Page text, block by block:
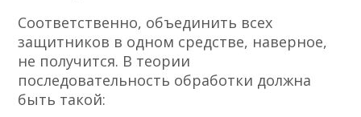
Соответственно, объединить всех
защитников в одном средстве, наверное,
не получится. В теории
последовательность обработки должна
быть такой: